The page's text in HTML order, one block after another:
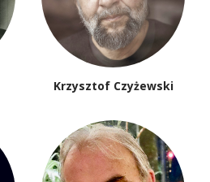
Krzysztof Czyżewski